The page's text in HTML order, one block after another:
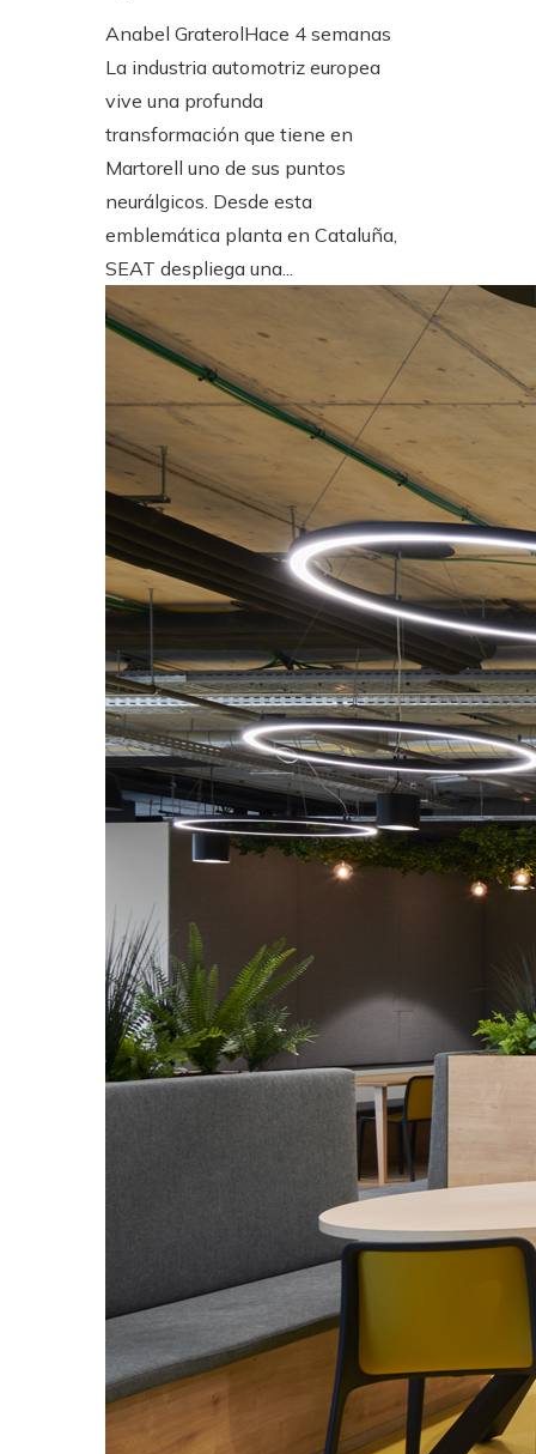
Anabel GraterolHace 4 semanas
La industria automotriz europea
vive una profunda
transformación que tiene en
Martorell uno de sus puntos
neurálgicos. Desde esta
emblemática planta en Cataluña,
SEAT despliega una...